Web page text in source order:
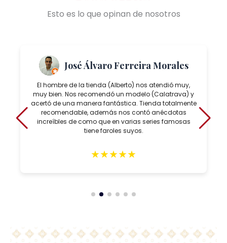
Esto es lo que opinan de nosotros
José Álvaro Ferreira Morales
El hombre de la tienda (Alberto) nos atendió muy,
muy bien. Nos recomendó un modelo (Calatrava) y
acertó de una manera fantástica. Tienda totalmente
recomendable, además nos contó anécdotas
increíbles de como que en varias series famosas
tiene faroles suyos.
★★★★★